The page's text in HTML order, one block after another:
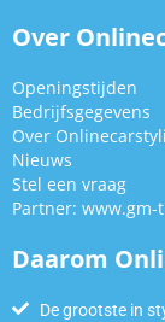
Over
Openingstijden
Bedrijfsgegevens
Over
Nieuws
Stel een vraag
Partner:
Daarom
De grootste in